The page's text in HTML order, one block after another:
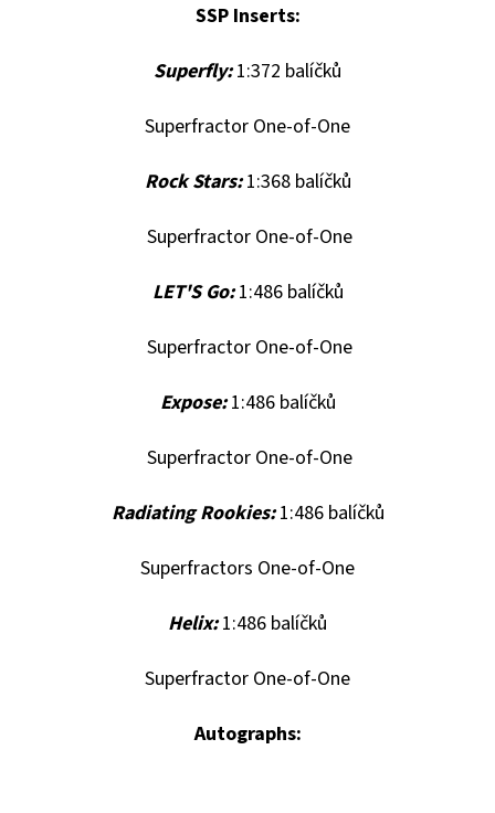
SSP Inserts:
Superfly: 1:372 balíčků
Superfractor One-of-One
Rock Stars: 1:368 balíčků
Superfractor One-of-One
LET'S Go: 1:486 balíčků
Superfractor One-of-One
Expose: 1:486 balíčků
Superfractor One-of-One
Radiating Rookies: 1:486 balíčků
Superfractors One-of-One
Helix: 1:486 balíčků
Superfractor One-of-One
Autographs: